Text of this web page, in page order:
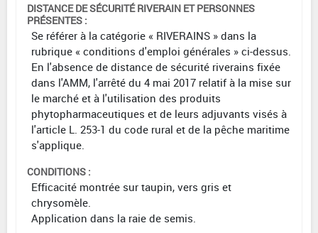
DISTANCE DE SÉCURITÉ RIVERAIN ET PERSONNES
PRÉSENTES :
Se référer à la catégorie « RIVERAINS » dans la
rubrique « conditions d'emploi générales » ci-dessus.
En l'absence de distance de sécurité riverains fixée
dans l'AMM, l'arrêté du 4 mai 2017 relatif à la mise sur
le marché et à l'utilisation des produits
phytopharmaceutiques et de leurs adjuvants visés à
l'article L. 253-1 du code rural et de la pêche maritime
s'applique.
CONDITIONS :
Efficacité montrée sur taupin, vers gris et
chrysomèle.
Application dans la raie de semis.